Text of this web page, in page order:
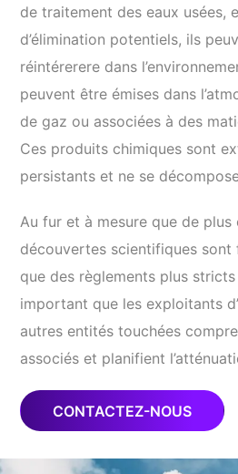
de traitement des eaux usées,
d’élimination potentiels, ils
réintérerere dans
peuvent être émises dans
de gaz ou associées à des
Ces produits chimiques sont
persistants et ne se
Au fur et à mesure que de plus
découvertes scientifiques sont
que des règlements plus
important que les exploitants
autres entités touchées
associés et planifient
CONTACTEZ-NOUS